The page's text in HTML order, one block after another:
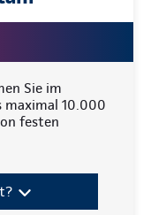
Sie im
maximal 10.000
festen